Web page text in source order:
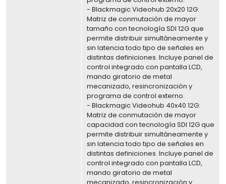
- Blackmagic Videohub 20x20 12G:
Matriz de conmutación de mayor
tamaño con tecnología SDI 12G que
permite distribuir simultáneamente y
sin latencia todo tipo de señales en
distintas definiciones. Incluye panel de
control integrado con pantalla LCD,
mando giratorio de metal
mecanizado, resincronización y
programa de control externo.
- Blackmagic Videohub 40x40 12G:
Matriz de conmutación de mayor
capacidad con tecnología SDI 12G que
permite distribuir simultáneamente y
sin latencia todo tipo de señales en
distintas definiciones. Incluye panel de
control integrado con pantalla LCD,
mando giratorio de metal